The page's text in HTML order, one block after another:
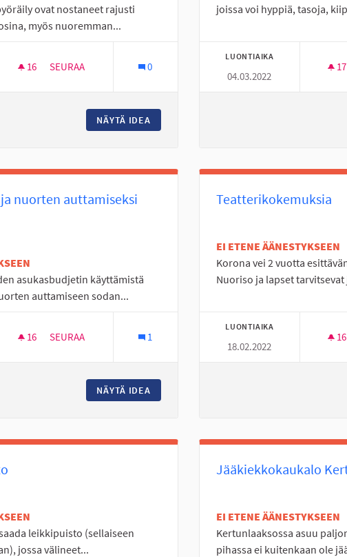
ovat nostaneet rajusti
myös nuoremman...
16 16 SEURAAJAA
SEURAA
VALAISTUS KYRKÖSJÄRVEN UIMARANNALTA AHONKYLÄN
0
NÄYTÄ IDEA VALAISTUS KYRKÖSJÄRVEN
joissa voi hyppiä, tasoja,
LUONTIAIKA
04.03.2022
17
nuorten auttamiseksi
asukasbudjetin käyttämistä
auttamiseen sodan...
16 16 SEURAAJAA
SEURAA
LAHJOITUS LASTEN JA NUORTEN AUTTAMISEKSI UKRAINASSA
1
NÄYTÄ IDEA LAHJOITUS LASTEN JA NUORTEN
Teatterikokemuksia
EI ETENE ÄÄNESTYKSEEN
Korona vei 2 vuotta
Nuoriso ja lapset
LUONTIAIKA
18.02.2022
16
leikkipuisto (sellaiseen
jossa välineet...
Jääkiekkokaukalo
EI ETENE ÄÄNESTYKSEEN
Kertunlaaksossa asuu
pihassa ei kuitenkaan ole